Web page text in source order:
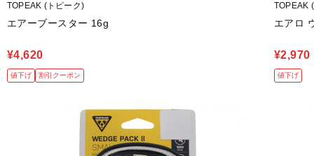
TOPEAK (トピーク)
エアーブースター 16g
¥4,620
値下げ 割引クーポン
TOPEAK
エアロ
¥2,970
値下げ